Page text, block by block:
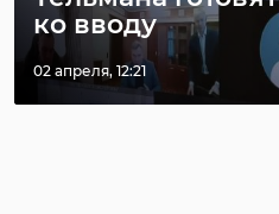
ко вводу
02 апреля, 12:21